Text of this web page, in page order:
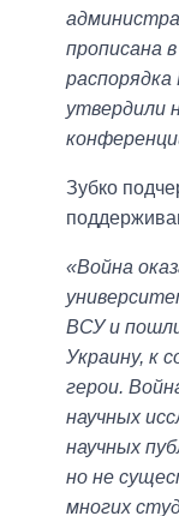
прописана
утвердили
Зубко
«Война
ВСУ и
Украину, к
герои.
научных
научных
но не
многих